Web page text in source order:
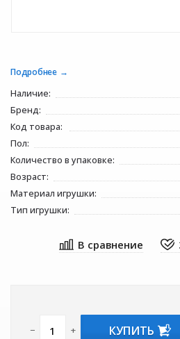
Подробнее
Наличие:
Бренд:
Код товара:
Пол:
Количество в упаковке:
Возраст:
Материал игрушки:
Тип игрушки:
− + КУПИТЬ